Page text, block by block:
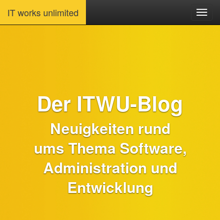
IT works unlimited
Der ITWU-Blog
Neuigkeiten rund
ums Thema Software,
Administration und
Entwicklung